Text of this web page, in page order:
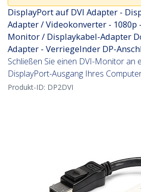
DisplayPort auf DVI Adapter -
Adapter / Videokonverter - 1080p
Monitor / Displaykabel-Adapter
Adapter - Verriegelnder DP-
Schließen Sie einen DVI-Monitor an
DisplayPort-Ausgang Ihres
Produkt-ID: DP2DVI